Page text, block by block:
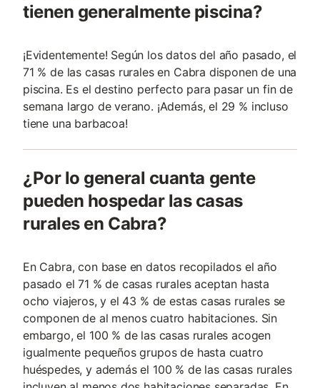
tienen generalmente piscina?
¡Evidentemente! Según los datos del año pasado, el
71 % de las casas rurales en Cabra disponen de una
piscina. Es el destino perfecto para pasar un fin de
semana largo de verano. ¡Además, el 29 % incluso
tiene una barbacoa!
¿Por lo general cuanta gente
pueden hospedar las casas
rurales en Cabra?
En Cabra, con base en datos recopilados el año
pasado el 71 % de casas rurales aceptan hasta
ocho viajeros, y el 43 % de estas casas rurales se
componen de al menos cuatro habitaciones. Sin
embargo, el 100 % de las casas rurales acogen
igualmente pequeños grupos de hasta cuatro
huéspedes, y además el 100 % de las casas rurales